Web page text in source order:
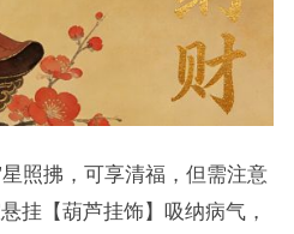
照拂，可享清福，但需注意
挂【葫芦挂饰】吸纳病气，